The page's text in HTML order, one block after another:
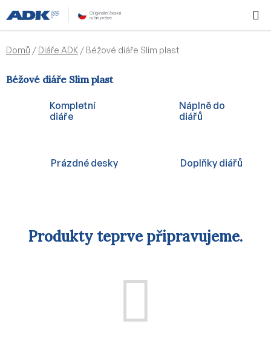
na
obsah
KOŠÍK
Domů / Diáře ADK / Béžové diáře Slim plast
Béžové diáře Slim plast
Kompletní
diáře
Náplně do
diářů
Prázdné desky Doplňky diářů
Produkty teprve připravujeme.